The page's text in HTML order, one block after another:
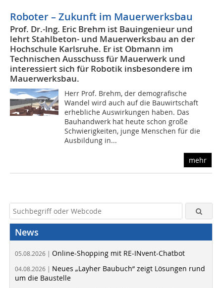
Roboter – Zukunft im Mauerwerksbau
Prof. Dr.-Ing. Eric Brehm ist Bauingenieur und
lehrt Stahlbeton- und Mauerwerksbau an der
Hochschule Karlsruhe. Er ist Obmann im
Technischen Ausschuss für Mauerwerk und
interessiert sich für Robotik insbesondere im
Mauerwerksbau.
Herr Prof. Brehm, der demografische
Wandel wird auch auf die Bauwirtschaft
erhebliche Auswirkungen haben. Das
Bauhandwerk hat heute schon große
Schwierigkeiten, junge Menschen für die
Ausbildung in...
mehr
News
05.08.2026 | Online-Shopping mit RE-INvent-Chatbot
04.08.2026 | Neues „Layher Baubuch“ zeigt Lösungen rund
um die Baustelle